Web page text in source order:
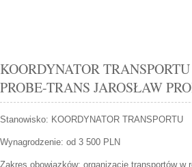
KOORDYNATOR
PROBE-TRANS JAROSŁAW
Stanowisko: KOORDYNATOR TRANSPORTU
Wynagrodzenie: od 3 500 PLN
Zakres obowiązków: organizacje transportów w